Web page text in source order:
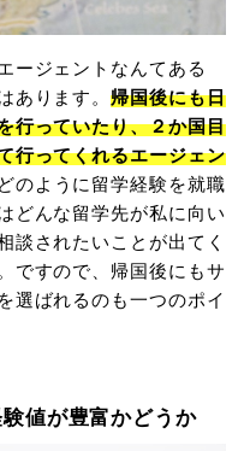
ージェントなんてある
あります。帰国後にも日
行っていたり、２か国目
行ってくれるエージェン
のように留学経験を就職
どんな留学先が私に向い
談されたいことが出てく
ですので、帰国後にもサ
選ばれるのも一つのポイ
値が豊富かどうか